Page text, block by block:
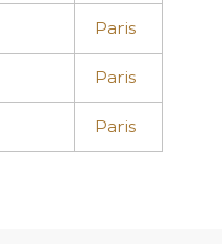
Paris
Paris
Paris